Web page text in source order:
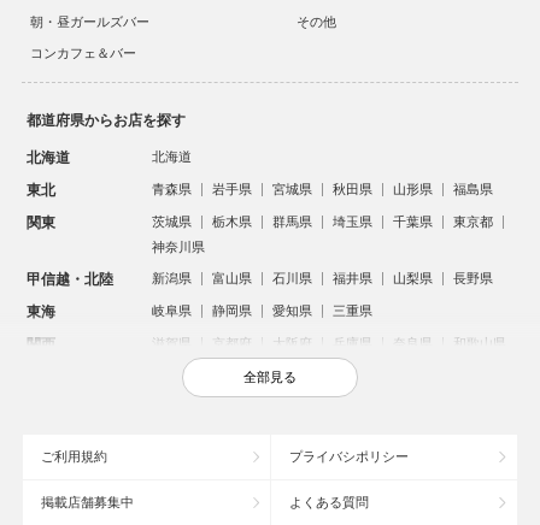
朝・昼ガールズバー
その他
コンカフェ＆バー
都道府県からお店を探す
北海道 北海道
東北 青森県 岩手県 宮城県 秋田県 山形県 福島県
関東 茨城県 栃木県 群馬県 埼玉県 千葉県
東京都
神奈川県
甲信越・北陸 新潟県 富山県 石川県 福井県 山梨県 長野県
東海 岐阜県 静岡県 愛知県 三重県
関西 滋賀県 京都府 大阪府 兵庫県 奈良県 和歌山県
鳥取県 島根県 岡山県 広島県
沖縄県
全部見る
ご利用規約 プライバシポリシー
掲載店舗募集中 よくある質問